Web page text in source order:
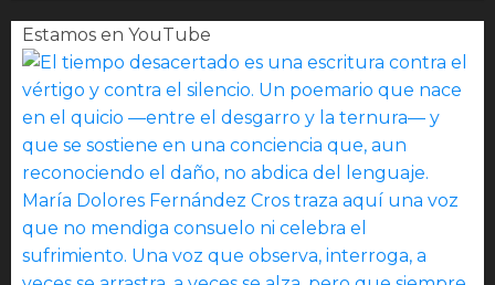
Estamos en YouTube